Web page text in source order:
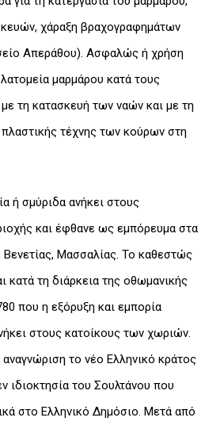
χάραξη βραχογραφημάτων
Απεράθου). Ασφαλώς ή χρήση
μαρμάρου κατά τους
τη κατασκευή των ναών και με τη
τέχνης των κούρων στη
ή σμύριδα ανήκει στους
και έφθανε ως εμπόρευμα στα
Βενετίας, Μασσαλίας. Το καθεστώς
κατά τη διάρκεια της οθωμανικής
που η εξόρυξη και εμπορία
στους κατοίκους των χωριών.
το νέο Ελληνικό κράτος
ιδιοκτησία του Σουλτάνου που
στο Ελληνικό Δημόσιο. Μετά από